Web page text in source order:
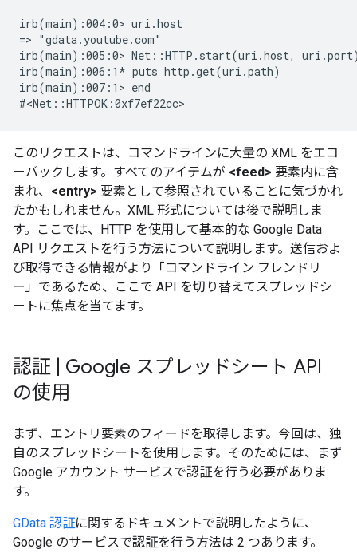
irb(main):004:0> uri.host
=> "gdata.youtube.com"
irb(main):005:0> Net::HTTP.start(uri.host,
irb(main):006:1* puts http.get(uri.path)
irb(main):007:1> end
このリクエストは、コマンドラインに大量の XML をエコ
ーバックします。すべてのアイテムが <feed> 要素内に含
まれ、 <entry> 要素として参照されていることに気づかれ
たかもしれません。XML 形式については後で説明しま
す。ここでは、HTTP を使用して基本的な Google Data
API リクエストを行う方法について説明します。送信およ
び取得できる情報がより「コマンドライン フレンドリ
ー」であるため、ここで API を切り替えてスプレッドシ
ートに焦点を当てます。
認証
Google スプレッドシート API
の使用
まず、エントリ要素のフィードを取得します。今回は、独
自のスプレッドシートを使用します。そのためには、まず
Google アカウント サービスで認証を行う必要がありま
す。
GData 認証に関するドキュメントで説明したように、
Google のサービスで認証を行う方法は 2 つあります。